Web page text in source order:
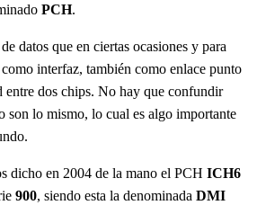
PCH.
datos que en ciertas ocasiones y para
interfaz, también como enlace punto
entre dos chips. No hay que confundir
lo mismo, lo cual es algo importante
dicho en 2004 de la mano el PCH ICH6
900, siendo esta la denominada DMI